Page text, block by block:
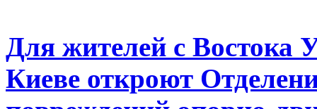
Для жителей с
Киеве откроют